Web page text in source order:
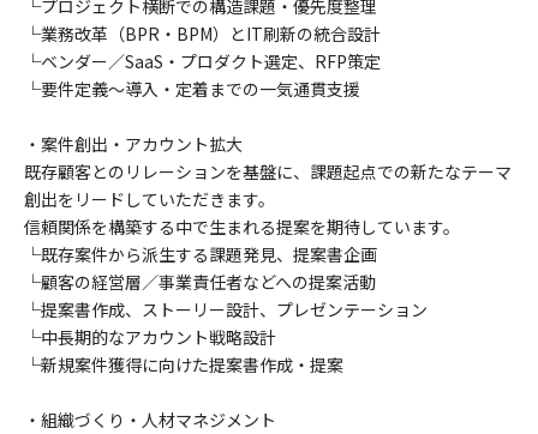
└プロジェクト横断での構造課題・優先度整理
└業務改革（BPR・BPM）とIT刷新の統合設計
└ベンダー／SaaS・プロダクト選定、RFP策定
└要件定義〜導入・定着までの一気通貫支援
・案件創出・アカウント拡大
既存顧客とのリレーションを基盤に、課題起点での新たなテーマ
創出をリードしていただきます。
信頼関係を構築する中で生まれる提案を期待しています。
└既存案件から派生する課題発見、提案書企画
└顧客の経営層／事業責任者などへの提案活動
└提案書作成、ストーリー設計、プレゼンテーション
└中長期的なアカウント戦略設計
└新規案件獲得に向けた提案書作成・提案
・組織づくり・人材マネジメント